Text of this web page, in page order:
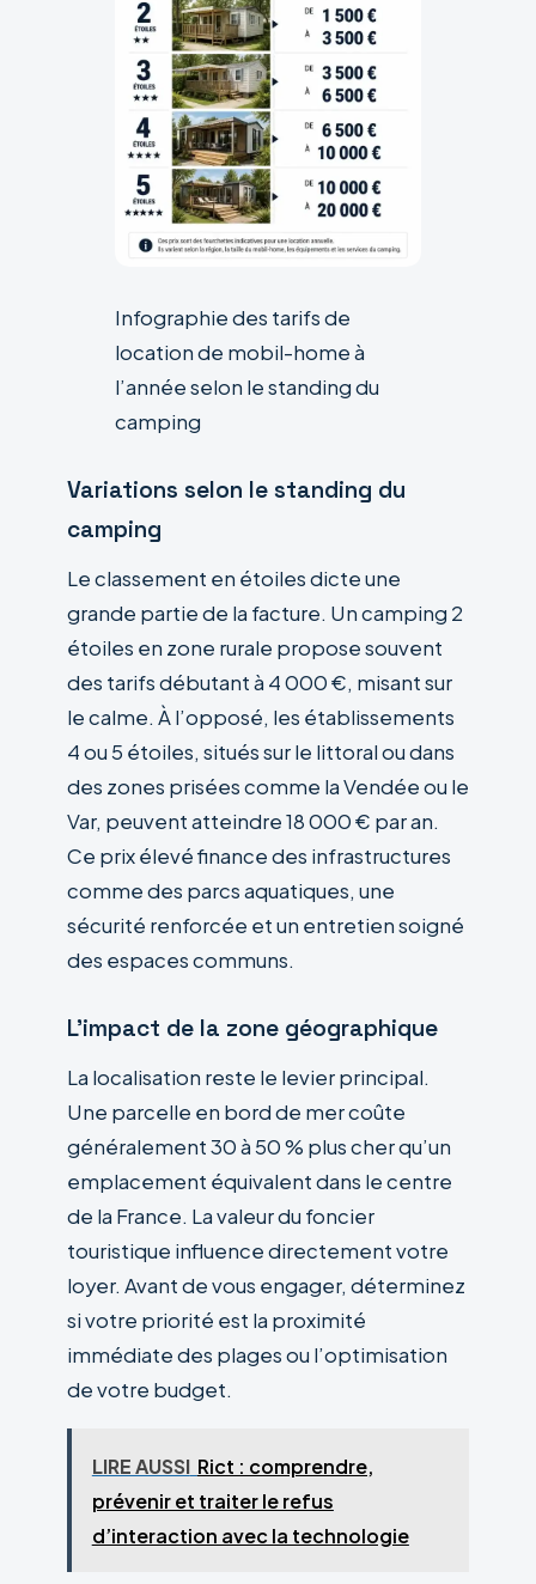
Infographie des tarifs de
location de mobil-home à
l’année selon le standing du
camping
Variations selon le standing du
camping
Le classement en étoiles dicte une
grande partie de la facture. Un camping 2
étoiles en zone rurale propose souvent
des tarifs débutant à 4 000 €, misant sur
le calme. À l’opposé, les établissements
4 ou 5 étoiles, situés sur le littoral ou dans
des zones prisées comme la Vendée ou le
Var, peuvent atteindre 18 000 € par an.
Ce prix élevé finance des infrastructures
comme des parcs aquatiques, une
sécurité renforcée et un entretien soigné
des espaces communs.
L’impact de la zone géographique
La localisation reste le levier principal.
Une parcelle en bord de mer coûte
généralement 30 à 50 % plus cher qu’un
emplacement équivalent dans le centre
de la France. La valeur du foncier
touristique influence directement votre
loyer. Avant de vous engager, déterminez
si votre priorité est la proximité
immédiate des plages ou l’optimisation
de votre budget.
LIRE AUSSI Rict : comprendre,
prévenir et traiter le refus
d’interaction avec la technologie